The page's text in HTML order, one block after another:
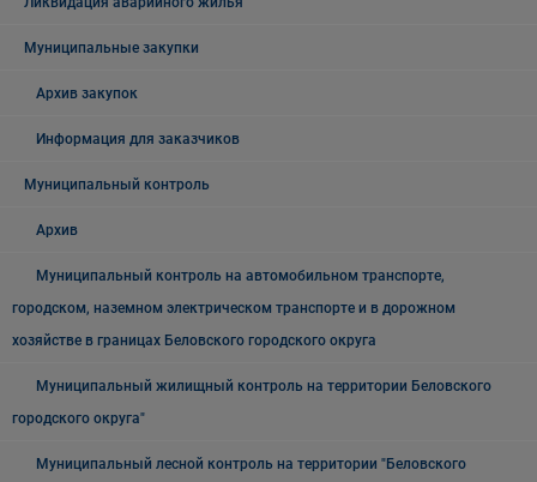
Муниципальные закупки
Архив закупок
Информация для заказчиков
Муниципальный контроль
Архив
Муниципальный контроль на автомобильном транспорте,
городском, наземном электрическом транспорте и в дорожном
хозяйстве в границах Беловского городского округа
Муниципальный жилищный контроль на территории Беловского
городского округа"
Муниципальный лесной контроль на территории "Беловского